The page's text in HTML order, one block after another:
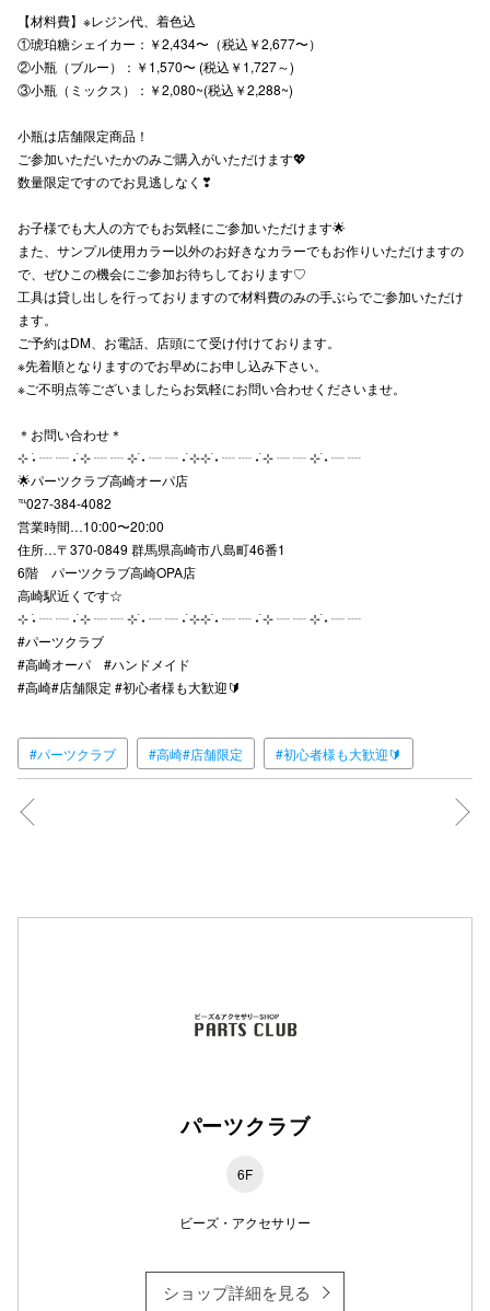
【材料費】※レジン代、着色込
①琥珀糖シェイカー：￥2,434〜（税込￥2,677〜）
②小瓶（ブルー）：￥1,570〜 (税込￥1,727～)
③小瓶（ミックス）：￥2,080~(税込￥2,288~)
小瓶は店舗限定商品！
ご参加いただいたかのみご購入がいただけます💖
数量限定ですのでお見逃しなく❣
お子様でも大人の方でもお気軽にご参加いただけます🌟
また、サンプル使用カラー以外のお好きなカラーでもお作りいただけますの
で、ぜひこの機会にご参加お待ちしております♡
工具は貸し出しを行っておりますので材料費のみの手ぶらでご参加いただけ
ます。
ご予約はDM、お電話、店頭にて受け付けております。
※先着順となりますのでお早めにお申し込み下さい。
※ご不明点等ございましたらお気軽にお問い合わせくださいませ。
＊お問い合わせ＊
⊹ ࣪˖ ┈ ┈ ˖ ࣪⊹ ┈ ┈ ⊹ ࣪˖ ┈ ┈ ˖ ࣪⊹⊹ ࣪˖ ┈ ┈ ˖ ࣪⊹ ┈ ┈ ⊹ ࣪˖ ┈ ┈
🌟パーツクラブ高崎オーパ店
℡027-384-4082
営業時間…10:00〜20:00
住所…〒370-0849 群馬県高崎市八島町46番1
6階 パーツクラブ高崎OPA店
高崎駅近くです☆
⊹ ࣪˖ ┈ ┈ ˖ ࣪⊹ ┈ ┈ ⊹ ࣪˖ ┈ ┈ ˖ ࣪⊹⊹ ࣪˖ ┈ ┈ ˖ ࣪⊹ ┈ ┈ ⊹ ࣪˖ ┈ ┈
#パーツクラブ
#高崎オーパ #ハンドメイド
#高崎#店舗限定 #初心者様も大歓迎🔰
#パーツクラブ #高崎#店舗限定 #初心者様も大歓迎🔰
パーツクラブ
6F
ビーズ・アクセサリー
ショップ詳細を見る